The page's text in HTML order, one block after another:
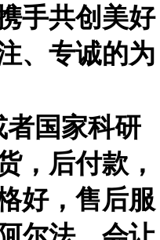
手共创美好
、专诚的为
国家科研
，后付款，
好，售后服